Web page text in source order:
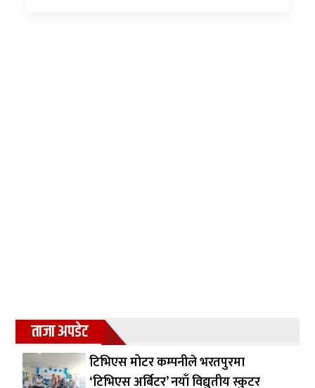
ताजा अपडेट
टिभिएस मोटर कम्पनीले भरतपुरमा
‘टिभिएस अर्बिटर’ नयाँ विद्युतीय स्कुटर